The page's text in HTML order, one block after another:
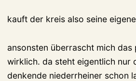
kauft der kreis also seine
ansonsten überrascht mich
wirklich. da steht eigentlich nur
denkende niederrheiner schon